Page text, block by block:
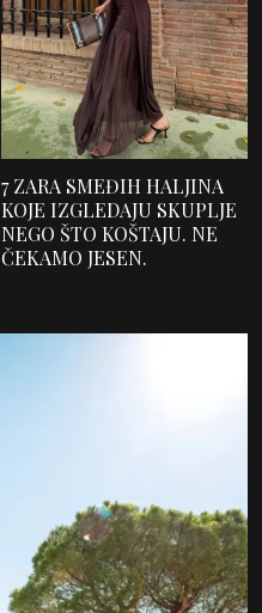
7 ZARA SMEĐIH HALJINA
KOJE IZGLEDAJU SKUPLJE
NEGO ŠTO KOŠTAJU. NE
ČEKAMO JESEN.